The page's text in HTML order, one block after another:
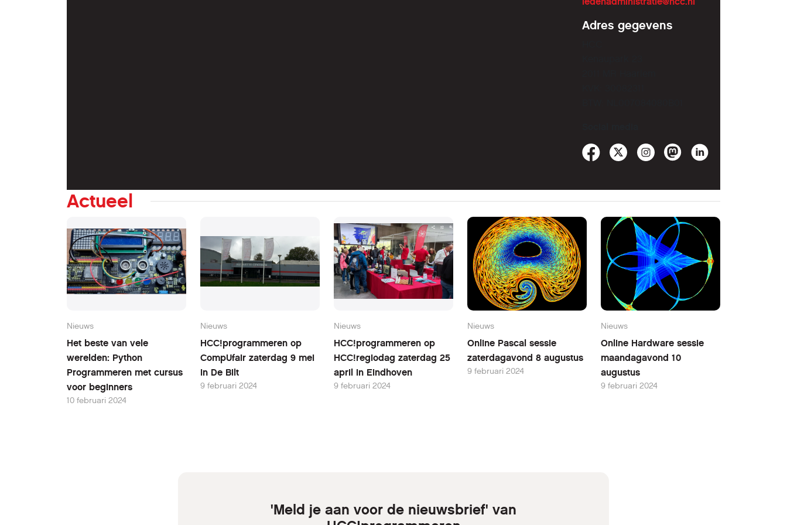
Adres gegevens
Actueel
Nieuws
Het beste van vele
werelden: Python
Programmeren met cursus
voor beginners
10 februari 2024
Nieuws
HCC!programmeren op
CompUfair zaterdag 9 mei
in De Bilt
9 februari 2024
Nieuws
HCC!programmeren op
HCC!regiodag zaterdag 25
april in Eindhoven
9 februari 2024
Nieuws
Online Pascal sessie
zaterdagavond 8 augustus
9 februari 2024
Nieuws
Online Hardware sessie
maandagavond 10
augustus
9 februari 2024
'Meld je aan voor de nieuwsbrief' van